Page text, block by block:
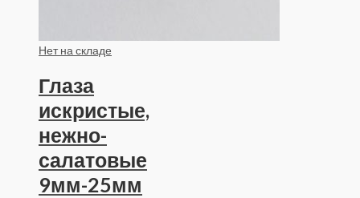
Нет на складе
Глаза
искристые,
нежно-
салатовые
9мм-25мм